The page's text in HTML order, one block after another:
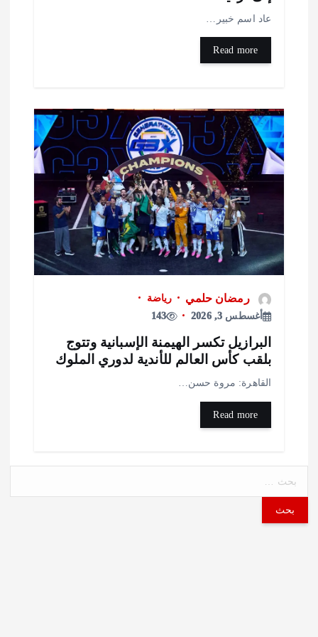
اسم خبير…
رمضان حلمي
رياضة
أغسطس 3, 2026
143
تكسر الهيمنة الإسبانية وتتوج
كأس العالم للأندية لدوري الملوك
مروة حسن…